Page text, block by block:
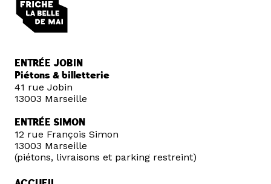
ENTRÉE JOBIN
Piétons & billetterie
41 rue Jobin
13003 Marseille
ENTRÉE SIMON
12 rue François Simon
13003 Marseille
(piétons, livraisons et parking restreint)